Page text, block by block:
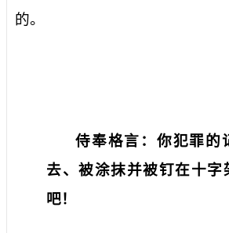
的。
侍奉格言：你犯罪的
去、被涂抹并被钉在十
吧！